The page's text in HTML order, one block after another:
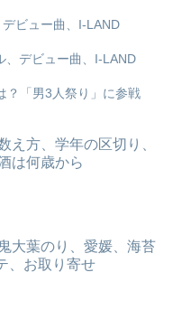
ビュー曲、I-LAND
、デビュー曲、I-LAND
？「男3人祭り」に参戦
え方、学年の区切り、
は何歳から
大葉のり、愛媛、海苔
、お取り寄せ